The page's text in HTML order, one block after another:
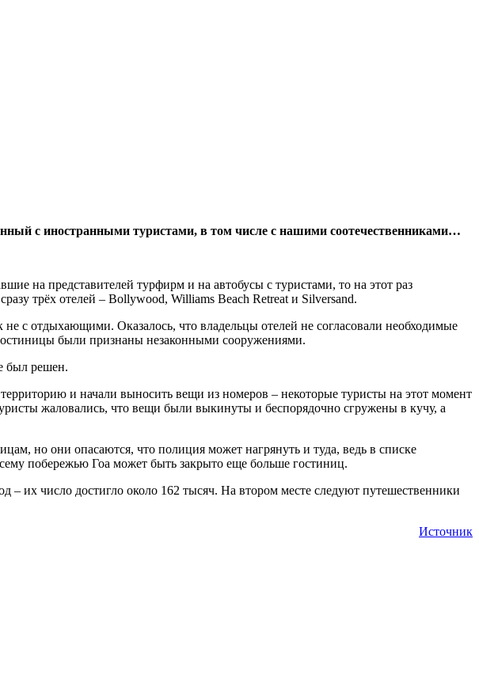
с иностранными туристами, в том числе с нашими соотечественниками…
на представителей турфирм и на автобусы с туристами, то на этот раз
трёх отелей – Bollywood, Williams Beach Retreat и Silversand.
с отдыхающими. Оказалось, что владельцы отелей не согласовали необходимые
были признаны незаконными сооружениями.
был решен.
и начали выносить вещи из номеров – некоторые туристы на этот момент
жаловались, что вещи были выкинуты и беспорядочно сгружены в кучу, а
но они опасаются, что полиция может нагрянуть и туда, ведь в списке
побережью Гоа может быть закрыто еще больше гостиниц.
– их число достигло около 162 тысяч. На втором месте следуют путешественники
Источник